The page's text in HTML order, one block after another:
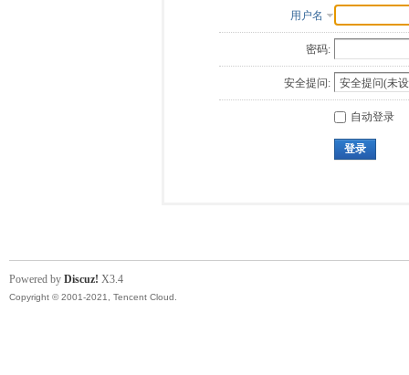
用户名
密码:
安全提问:
自动登录
登录
Powered by Discuz! X3.4
Copyright © 2001-2021, Tencent Cloud.